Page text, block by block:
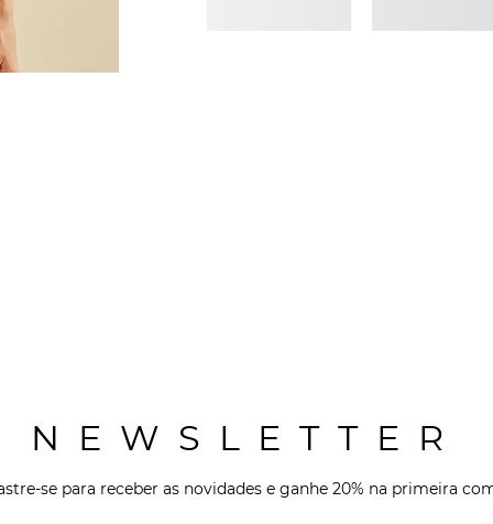
NEWSLETTER
se para receber as novidades e ganhe 20% na primeira